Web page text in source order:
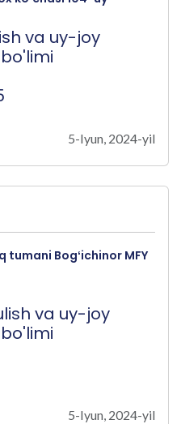
va uy-joy
5-Iyun, 2024-yil
Bogʻichinor MFY
va uy-joy
5-Iyun, 2024-yil